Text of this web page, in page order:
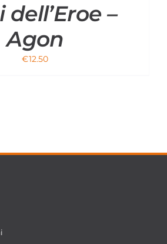
–
Agon
€12.50